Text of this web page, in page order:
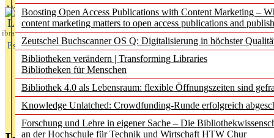
Boosting Open Access Publications with Content Marketing –
content marketing matters to open access publications and
Zeutschel Buchscanner OS Q: Digitalisierung in höchster
Bibliotheken verändern | Transforming Libraries
Bibliotheken für Menschen
Bibliothek 4.0 als Lebensraum: flexible Öffnungszeiten sind
Knowledge Unlatched: Crowdfunding-Runde erfolgreich
Forschung und Lehre in eigener Sache – Die
an der Hochschule für Technik und Wirtschaft HTW Chur
Aktuelles aus
L
ibrary
Essentials